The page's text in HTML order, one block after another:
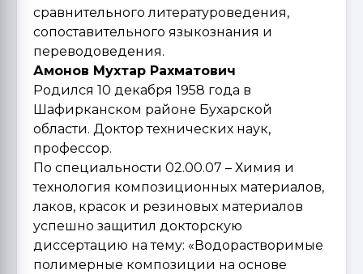
сравнительного литературоведения,
сопоставительного языкознания и
переводоведения.
Амонов Мухтар Рахматович
Родился 10 декабря 1958 года в
Шафирканском районе Бухарской
области. Доктор технических наук,
профессор.
По специальности 02.00.07 – Химия и
технология композиционных материалов,
лаков, красок и резиновых материалов
успешно защитил докторскую
диссертацию на тему: «Водорастворимые
полимерные композиции на основе